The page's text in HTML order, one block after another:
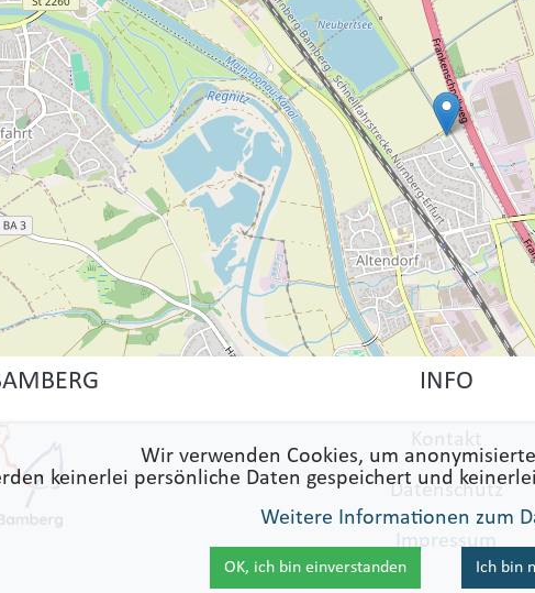
Wir verwenden Cookies, um
keinerlei persönliche Daten gespeichert und
Weitere Informationen zum
OK, ich bin einverstanden Ich bin
INFO
Kontakt
Datenschutz
Impressum